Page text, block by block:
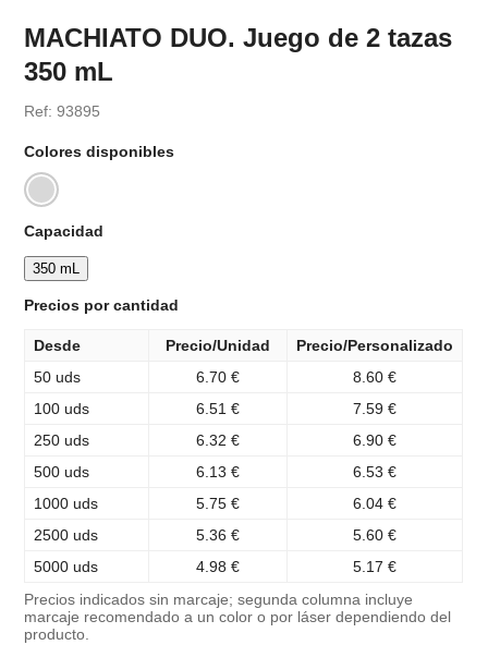
MACHIATO DUO. Juego de 2 tazas
350 mL
Ref: 93895
Colores disponibles
Capacidad
350 mL
Precios por cantidad
Desde Precio/Unidad
Precio/Personalizado
50 uds
6.70 €
8.60 €
100 uds
6.51 €
7.59 €
250 uds
6.32 €
6.90 €
500 uds
6.13 €
6.53 €
1000 uds
5.75 €
6.04 €
2500 uds
5.36 €
5.60 €
5000 uds
4.98 € 5.17 €
Precios indicados sin marcaje; segunda columna incluye
marcaje recomendado a un color o por láser dependiendo del
producto.